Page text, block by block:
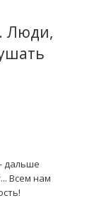
Люди,
дальше
Всем нам